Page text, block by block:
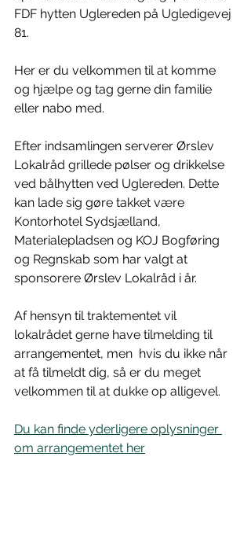
FDF hytten Uglereden på Ugledigevej
81.
Her er du velkommen til at komme
og hjælpe og tag gerne din familie
eller nabo med.
Efter indsamlingen serverer Ørslev
Lokalråd grillede pølser og drikkelse
ved bålhytten ved Uglereden. Dette
kan lade sig gøre takket være
Kontorhotel Sydsjælland,
Materialepladsen og KOJ Bogføring
og Regnskab som har valgt at
sponsorere Ørslev Lokalråd i år.
Af hensyn til traktementet vil
lokalrådet gerne have tilmelding til
arrangementet, men  hvis du ikke når
at få tilmeldt dig, så er du meget
velkommen til at dukke op alligevel.
Du kan finde yderligere oplysninger
om arrangementet her